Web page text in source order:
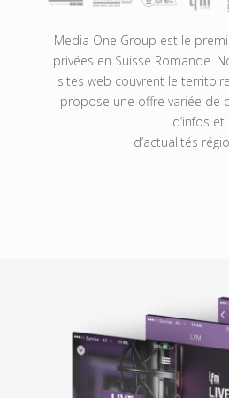
Media One Group est le
privées en Suisse Romande.
sites web couvrent le
propose une offre variée de
d’infos et
d’actualités